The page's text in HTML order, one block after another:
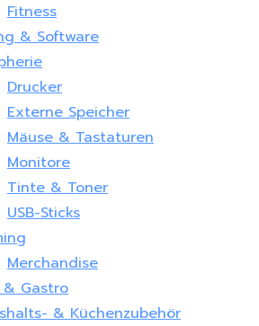
Fitness
& Software
Drucker
Externe Speicher
Mäuse & Tastaturen
Monitore
Tinte & Toner
USB-Sticks
Merchandise
Gastro
& Küchenzubehör